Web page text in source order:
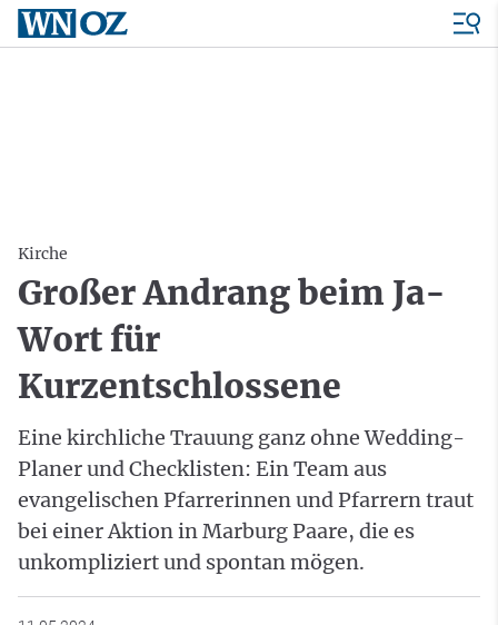
Kirche
Großer Andrang beim Ja-
Wort für
Kurzentschlossene
Eine kirchliche Trauung ganz ohne Wedding-
Planer und Checklisten: Ein Team aus
evangelischen Pfarrerinnen und Pfarrern traut
bei einer Aktion in Marburg Paare, die es
unkompliziert und spontan mögen.